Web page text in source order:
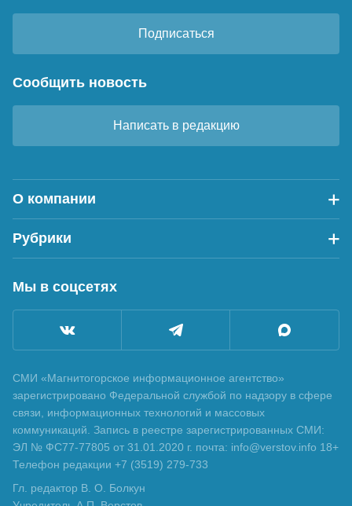
Подписаться
Сообщить новость
Написать в редакцию
О компании
Рубрики
Мы в соцсетях
СМИ «Магнитогорское информационное агентство»
зарегистрировано Федеральной службой по надзору в сфере
связи, информационных технологий и массовых
коммуникаций. Запись в реестре зарегистрированных СМИ:
ЭЛ № ФС77-77805 от 31.01.2020 г. почта: info@verstov.info 18+
Телефон редакции +7 (3519) 279-733
Гл. редактор В. О. Болкун